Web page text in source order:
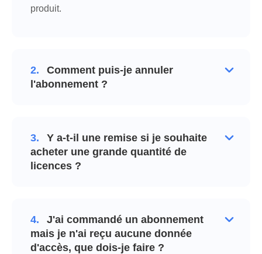
produit.
2.
Comment puis-je annuler
l'abonnement ?
3.
Y a-t-il une remise si je souhaite
acheter une grande quantité de
licences ?
4.
J'ai commandé un abonnement
mais je n'ai reçu aucune donnée
d'accès, que dois-je faire ?